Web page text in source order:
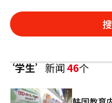
‘学生’新闻46个